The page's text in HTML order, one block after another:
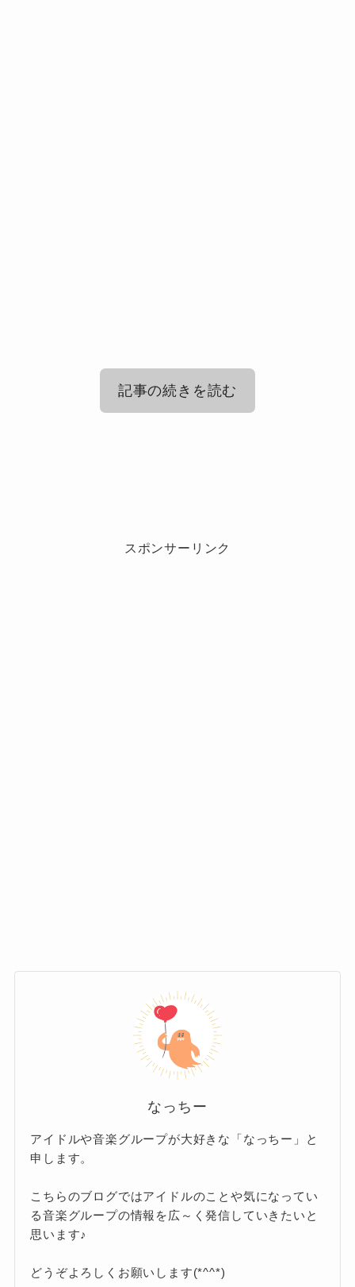
記事の続きを読む
合法的トビ方ノススメの歌詞がすごいと言
が続きます。
「とっくのとうに外れたブレーキ 逆らえない
「シラフでもクレイジー タンテとマイクロフ
ォンよこせ 合法的なトビ方を心得よ」という
メッセージが伝えられます。
クリーピーナッツ(Creepy Nuts)の音楽への
想い
R-指定へのマイク、DJ松永へのタンテ（ターン
テーブル）があれば「合法的にトベる」！
スポンサーリンク
なっちー
アイドルや音楽グループが大好きな「なっちー」と
申します。
こちらのブログではアイドルのことや気になってい
る音楽グループの情報を広～く発信していきたいと
思います♪
どうぞよろしくお願いします(*^^*)